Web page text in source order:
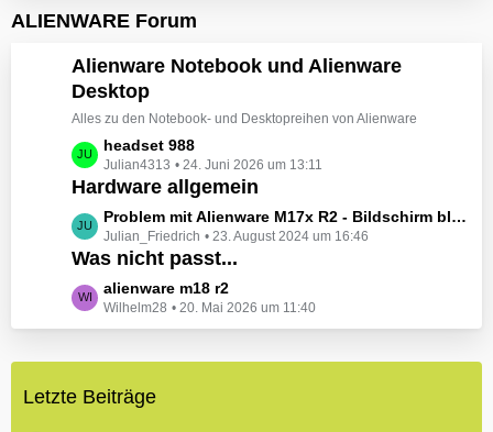
ä
e
e
t
r
ä
g
e
z
e
B
e
i
t
r
ä
g
e
ALIENWARE Forum
Alienware Notebook und Alienware
Desktop
Alles zu den Notebook- und Desktopreihen von Alienware
L
e
t
z
t
e
e
r
g
headset 988
Julian4313 24. Juni 2026 um 13:11
Hardware allgemein
L
e
t
z
t
e
i
Problem mit Alienware M17x R2 - Bildschirm bleibt schwarz beim Start
Julian_Friedrich 23. August 2024 um 16:46
Was nicht passt...
L
e
t
e
alienware m18 r2
Wilhelm28 20. Mai 2026 um 11:40
Letzte Beiträge